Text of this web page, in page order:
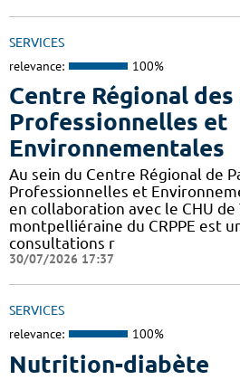
SERVICES
relevance: 100%
Centre Régional
Professionnelles et
Environnementales
Au sein du Centre Régional de
Professionnelles et
en collaboration avec le CHU de
montpelliéraine du CRPPE est
consultations r
30/07/2026 17:37
SERVICES
relevance: 100%
Nutrition-diabète